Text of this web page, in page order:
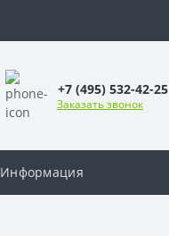
+7 (495) 532-42-25
Заказать звонок
Информация